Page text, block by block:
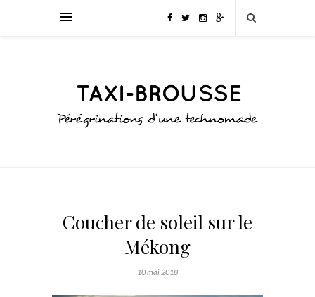
Coucher de soleil sur le
Mékong
10 mai 2018